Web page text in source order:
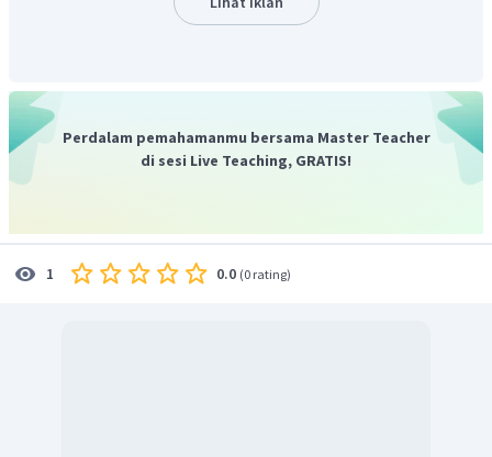
Perdalam pemahamanmu bersama Master Teacher
di sesi Live Teaching, GRATIS!
1 0.0 (0 rating)